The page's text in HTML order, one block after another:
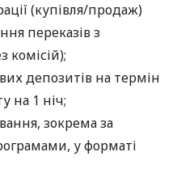
(купівля/продаж)
переказів з
комісій);
депозитів на термін
на 1 ніч;
зокрема за
у форматі